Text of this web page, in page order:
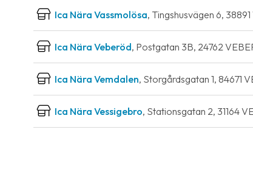
Ica Nära Vassmolösa, Tingshusvägen 6,
Ica Nära Veberöd, Postgatan 3B, 24762
Ica Nära Vemdalen, Storgårdsgatan 1, 84671
Ica Nära Vessigebro, Stationsgatan 2, 31164